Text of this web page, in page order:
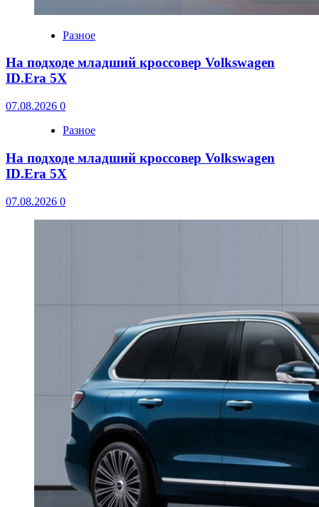
Разное
На подходе младший кроссовер Volkswagen
ID.Era 5X
07.08.2026 0
Разное
На подходе младший кроссовер Volkswagen
ID.Era 5X
07.08.2026 0